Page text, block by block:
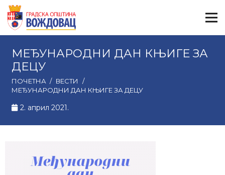
МЕЂУНАРОДНИ ДАН КЊИГЕ ЗА
ДЕЦУ
ПОЧЕТНА / ВЕСТИ
/
МЕЂУНАРОДНИ ДАН КЊИГЕ ЗА ДЕЦУ
2. април 2021.